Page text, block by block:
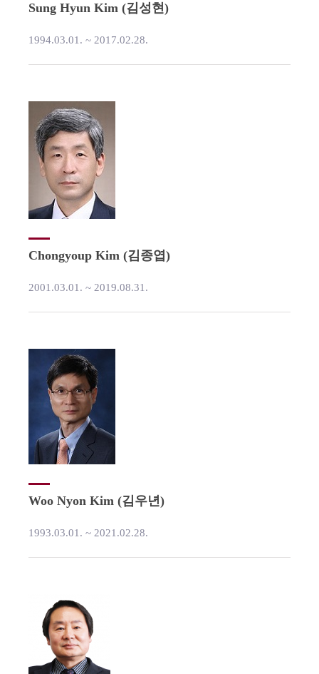
Sung Hyun Kim (김성현)
1994.03.01. ~ 2017.02.28.
Chongyoup Kim (김종엽)
2001.03.01. ~ 2019.08.31.
Woo Nyon Kim (김우년)
1993.03.01. ~ 2021.02.28.